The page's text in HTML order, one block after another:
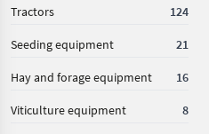
Tractors
124
Seeding equipment 21
Hay and forage equipment 16
Viticulture equipment 8